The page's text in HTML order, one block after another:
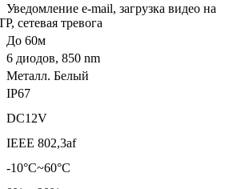
e-mail, загрузка видео на
сетевая тревога
60м
диодов, 850 nm
Белый
802,3af